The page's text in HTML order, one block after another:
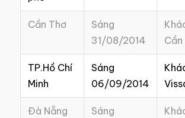
Cần Thơ
Sáng
31/08/2014
TP.Hồ Chí
Minh
Sáng
06/09/2014
Đà Nẵng
Sáng